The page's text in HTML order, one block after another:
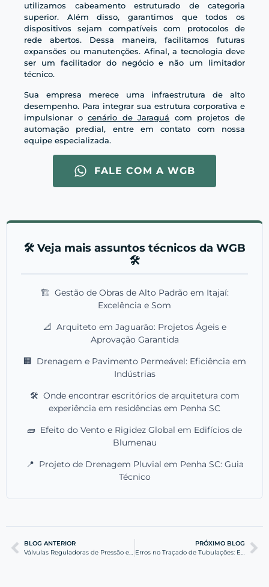
utilizamos cabeamento estruturado de categoria
superior. Além disso, garantimos que todos os
dispositivos sejam compatíveis com protocolos de
rede abertos. Dessa maneira, facilitamos futuras
expansões ou manutenções. Afinal, a tecnologia deve
ser um facilitador do negócio e não um limitador
técnico.
Sua empresa merece uma infraestrutura de alto
desempenho. Para integrar sua estrutura corporativa e
impulsionar ocenário de Jaraguá com projetos de
automação predial, entre em contato com nossa
equipe especializada.
FALE COM A WGB
🛠️ Veja mais assuntos técnicos da WGB
🛠️
🏗️ Gestão de Obras de Alto Padrão em Itajaí:
Excelência e Som
📐 Arquiteto em Jaguarão: Projetos Ágeis e
Aprovação Garantida
🏢 Drenagem e Pavimento Permeável: Eficiência em
Indústrias
🛠️ Onde encontrar escritórios de arquitetura com
experiência em residências em Penha SC
🧱 Efeito do Vento e Rigidez Global em Edifícios de
Blumenau
📍 Projeto de Drenagem Pluvial em Penha SC: Guia
Técnico
BLOG ANTERIOR
Válvulas Reguladoras de Pressão em Edifícios Altos
PRÓXIMO BLOG
Erros no Traçado de Tubulações: Evite Vazamentos e Perdas